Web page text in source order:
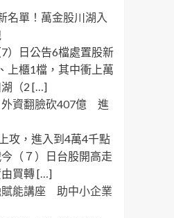
名單！萬金股川湖入
）日公告6檔處置股新
上櫃1檔，其中衝上萬
（2 […]
外資翻臉砍407億 進
攻，進入到4萬4千點
（７）日台股開高走
買轉 […]
賦能講座 助中小企業